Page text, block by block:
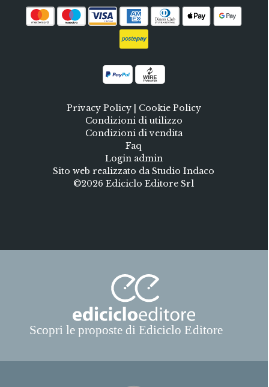
Privacy Policy| Cookie Policy
Condizioni di utilizzo
Condizioni di vendita
Faq
Login admin
Sito web realizzato da Studio Indaco
©2026 Ediciclo Editore Srl